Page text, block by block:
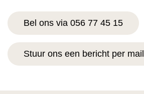
Bel ons via 056 77 45 15
Stuur ons een bericht per mail